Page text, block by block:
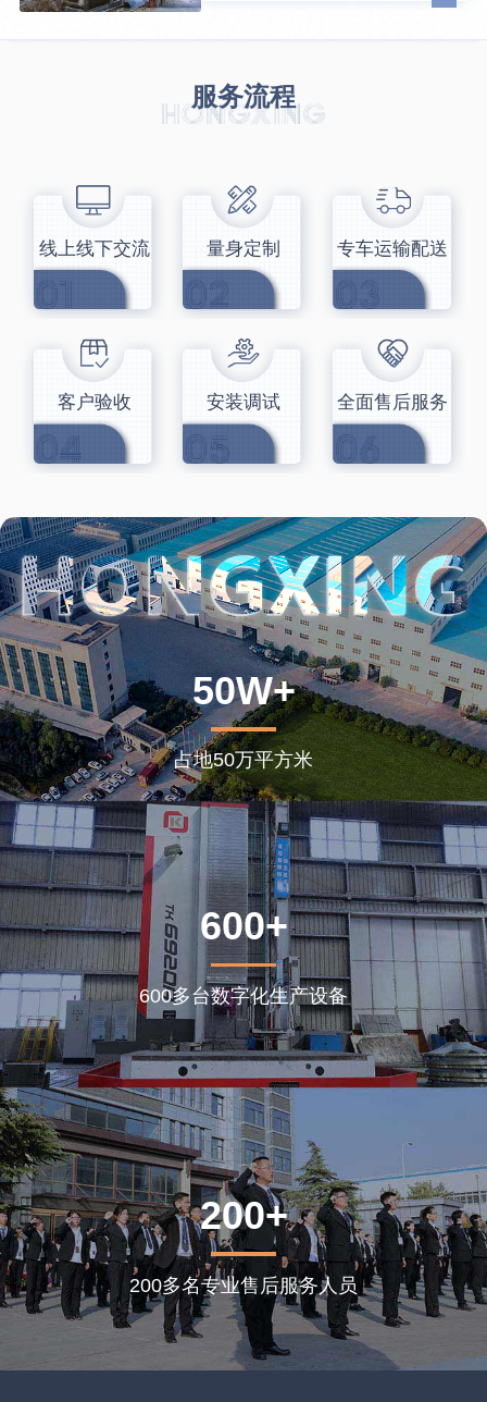
服务流程
线上线下交流 量身定制 专车运输配送
客户验收 安装调试 全面售后服务
50W+
占地50万平方米
600+
600多台数字化生产设备
200+
200多名专业售后服务人员